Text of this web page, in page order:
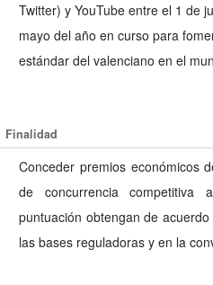
Twitter) y YouTube entre el 1 de
mayo del año en curso para
estándar del valenciano en el
Finalidad
Conceder premios económicos
de concurrencia
puntuación obtengan de
las bases reguladoras y en la